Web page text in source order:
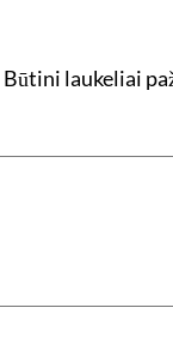
Būtini laukeliai